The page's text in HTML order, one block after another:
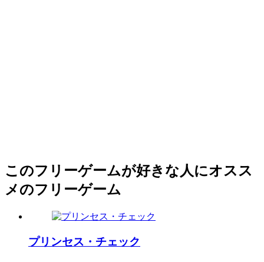
このフリーゲームが好きな人にオスス
メのフリーゲーム
プリンセス・チェック